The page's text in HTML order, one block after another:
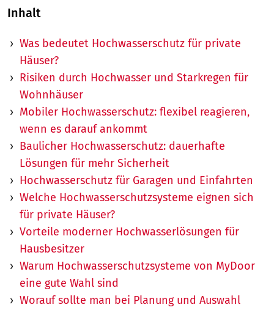
Inhalt
Was bedeutet Hochwasserschutz für private
Häuser?
Risiken durch Hochwasser und Starkregen für
Wohnhäuser
Mobiler Hochwasserschutz: flexibel reagieren,
wenn es darauf ankommt
Baulicher Hochwasserschutz: dauerhafte
Lösungen für mehr Sicherheit
Hochwasserschutz für Garagen und Einfahrten
Welche Hochwasserschutzsysteme eignen sich
für private Häuser?
Vorteile moderner Hochwasserlösungen für
Hausbesitzer
Warum Hochwasserschutzsysteme von MyDoor
eine gute Wahl sind
Worauf sollte man bei Planung und Auswahl